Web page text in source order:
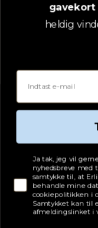
Pinterest
Adresse
gavekort
heldig
Email
Tjekboks samtykke
Ja tak, jeg vil
nyhedsbreve med
samtykke til, at
behandle mine
cookiepolitikken i
Samtykket kan til
afmeldingslinket i